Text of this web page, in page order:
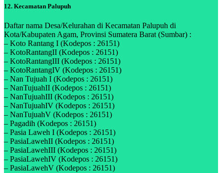
12. Kecamatan Palupuh
Daftar nama Desa/Kelurahan di Kecamatan Palupuh di
Kota/Kabupaten Agam, Provinsi Sumatera Barat (Sumbar) :
– Koto Rantang I (Kodepos : 26151)
– KotoRantangII (Kodepos : 26151)
– KotoRantangIII (Kodepos : 26151)
– KotoRantangIV (Kodepos : 26151)
– Nan Tujuah I (Kodepos : 26151)
– NanTujuahII (Kodepos : 26151)
– NanTujuahIII (Kodepos : 26151)
– NanTujuahIV (Kodepos : 26151)
– NanTujuahV (Kodepos : 26151)
– Pagadih (Kodepos : 26151)
– Pasia Laweh I (Kodepos : 26151)
– PasiaLawehII (Kodepos : 26151)
– PasiaLawehIII (Kodepos : 26151)
– PasiaLawehIV (Kodepos : 26151)
– PasiaLawehV (Kodepos : 26151)